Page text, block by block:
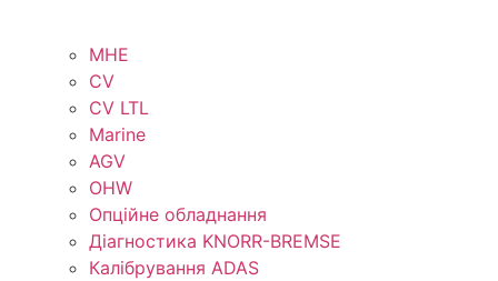
MHE
CV
CV LTL
Marine
AGV
OHW
Опційне обладнання
Діагностика KNORR-BREMSE
Калібрування ADAS